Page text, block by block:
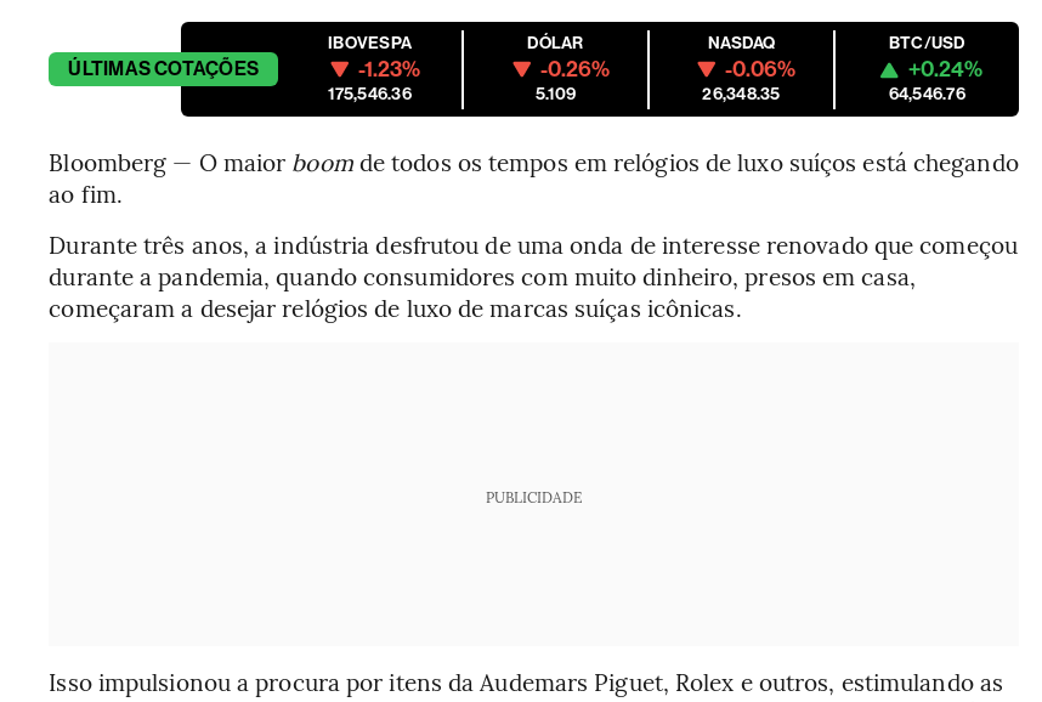
ÚLTIMASCOTAÇÕES
IBOVESPA
-1.23%
175,546.36
DÓLAR
-0.26%
5.109
NASDAQ
-0.06%
26,348.35
BTC/USD
+0.24%
64,546.76
Bloomberg — O maior boomde todos os tempos em relógios de luxo suíços está chegando
ao fim.
Durante três anos, a indústria desfrutou de uma onda de interesse renovado que começou
durante a pandemia, quando consumidores com muito dinheiro, presos em casa,
começaram a desejar relógios de luxo de marcas suíças icônicas.
PUBLICIDADE
Isso impulsionou a procura por itens da Audemars Piguet, Rolex e outros, estimulando as